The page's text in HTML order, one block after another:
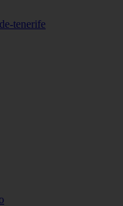
tenerife